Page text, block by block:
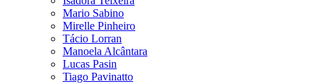
Mario Sabino
Mirelle Pinheiro
Tácio Lorran
Manoela Alcântara
Lucas Pasin
Tiago Pavinatto